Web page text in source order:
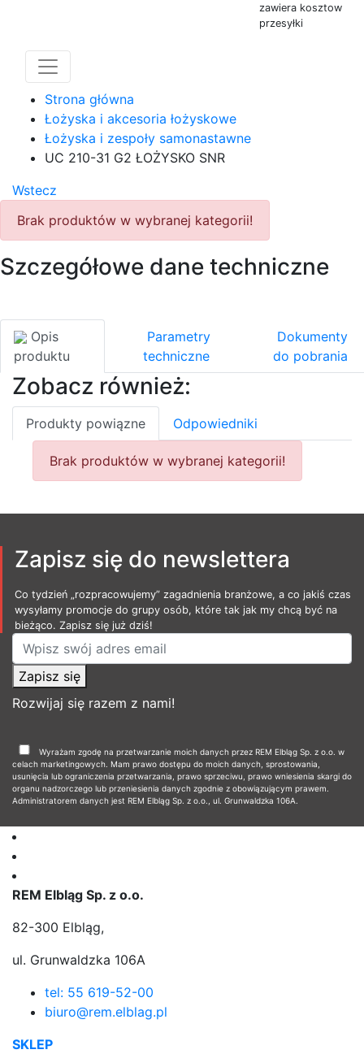
zawiera kosztow
przesyłki
Strona główna
Łożyska i akcesoria łożyskowe
Łożyska i zespoły samonastawne
UC 210-31 G2 ŁOŻYSKO SNR
Wstecz
Brak produktów w wybranej kategorii!
Szczegółowe dane techniczne
Opis
produktu
Parametry
techniczne
Dokumenty
do pobrania
Zobacz również:
Produkty powiązne Odpowiedniki
Brak produktów w wybranej kategorii!
Zapisz się do newslettera
Co tydzień „rozpracowujemy” zagadnienia branżowe, a co jakiś czas
wysyłamy promocje do grupy osób, które tak jak my chcą być na
bieżąco. Zapisz się już dziś!
Zapisz się
Rozwijaj się razem z nami!
Wyrażam zgodę na przetwarzanie moich danych przez REM Elbląg Sp. z o.o. w
celach marketingowych. Mam prawo dostępu do moich danych, sprostowania,
usunięcia lub ograniczenia przetwarzania, prawo sprzeciwu, prawo wniesienia skargi do
organu nadzorczego lub przeniesienia danych zgodnie z obowiązującym prawem.
Administratorem danych jest REM Elbląg Sp. z o.o., ul. Grunwaldzka 106A.
REM Elbląg Sp. z o.o.
82-300 Elbląg,
ul. Grunwaldzka 106A
tel: 55 619-52-00
biuro@rem.elblag.pl
SKLEP